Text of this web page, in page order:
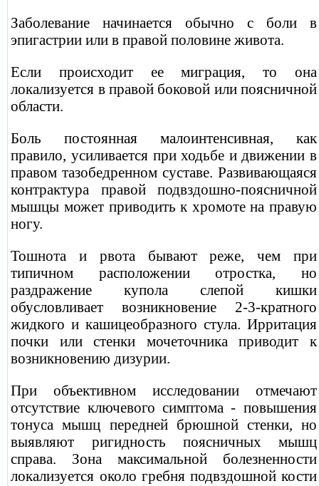
Заболевание начинается обычно с боли в
эпигастрии или в правой половине живота.
Если происходит ее миграция, то она
локализуется в правой боковой или поясничной
области.
Боль постоянная малоинтенсивная, как
правило, усиливается при ходьбе и движении в
правом тазобедренном суставе. Развивающаяся
контрактура правой подвздошно-поясничной
мышцы может приводить к хромоте на правую
ногу.
Тошнота и рвота бывают реже, чем при
типичном расположении отростка, но
раздражение купола слепой кишки
обусловливает возникновение 2-3-кратного
жидкого и кашицеобразного стула. Ирритация
почки или стенки мочеточника приводит к
возникновению дизурии.
При объективном исследовании отмечают
отсутствие ключевого симптома - повышения
тонуса мышц передней брюшной стенки, но
выявляют ригидность поясничных мышц
справа. Зона максимальной болезненности
локализуется около гребня подвздошной кости